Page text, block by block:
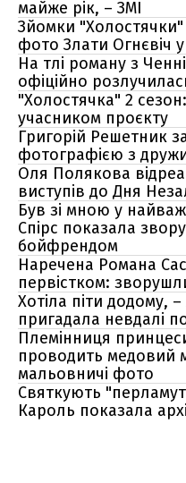
майже рік, – ЗМІ
Зйомки
фото Злати Огнєвіч
На тлі роману з
офіційно
"Холостячка" 2
учасником проєкту
Григорій Решетник
фотографією з
Оля Полякова
виступів до Дня
Був зі мною у
Спірс показала
бойфрендом
Наречена Романа
первістком:
Хотіла піти додому,
пригадала невдалі
Племінниця
проводить медовий
мальовничі фото
Святкують
Кароль показала